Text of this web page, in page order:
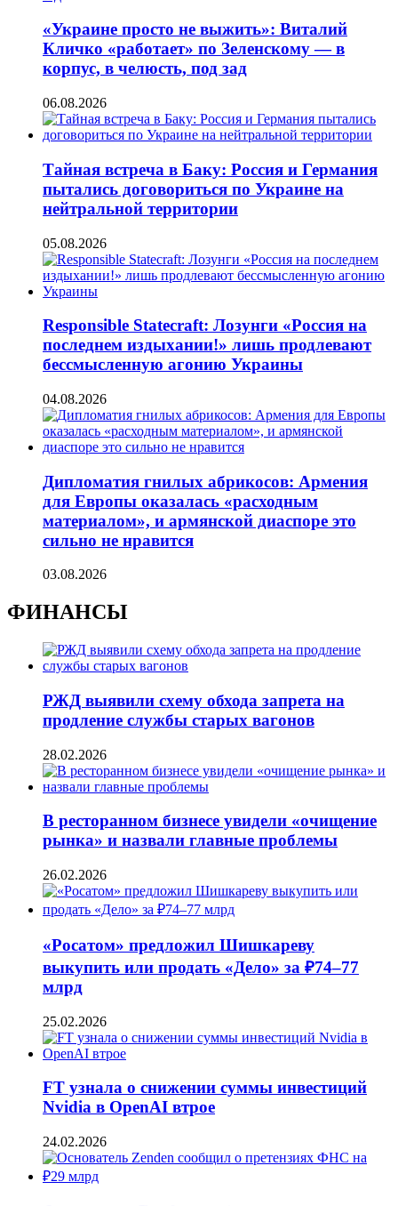
«Украине просто не выжить»: Виталий
Кличко «работает» по Зеленскому — в
корпус, в челюсть, под зад
06.08.2026
Тайная встреча в Баку: Россия и Германия
пытались договориться по Украине на
нейтральной территории
05.08.2026
Responsible Statecraft: Лозунги «Россия на
последнем издыхании!» лишь продлевают
бессмысленную агонию Украины
04.08.2026
Дипломатия гнилых абрикосов: Армения
для Европы оказалась «расходным
материалом», и армянской диаспоре это
сильно не нравится
03.08.2026
ФИНАНСЫ
РЖД выявили схему обхода запрета на
продление службы старых вагонов
28.02.2026
В ресторанном бизнесе увидели «очищение
рынка» и назвали главные проблемы
26.02.2026
«Росатом» предложил Шишкареву
выкупить или продать «Дело» за ₽74–77
млрд
25.02.2026
FT узнала о снижении суммы инвестиций
Nvidia в OpenAI втрое
24.02.2026